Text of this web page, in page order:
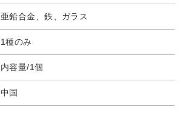
亜鉛合金、鉄、ガラス
1種のみ
内容量/1個
中国